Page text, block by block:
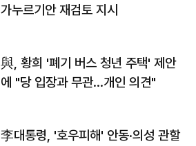
가누르기안 재검토 지시
與, 황희 '폐기 버스 청년 주택' 제안
에 "당 입장과 무관…개인 의견"
李대통령, '호우피해' 안동·의성 관할